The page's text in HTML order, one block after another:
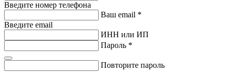
Введите номер телефона
Ваш email *
Введите email
ИНН или ИП
Пароль *
Повторите пароль